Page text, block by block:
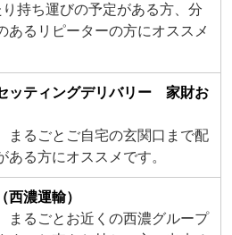
持ち運びの予定がある方、分
あるリピーターの方にオススメ
ッティングデリバリー 家財お
まるごとご自宅の玄関口まで配
る方にオススメです。
西濃運輸）
まるごとお近くの西濃グループ